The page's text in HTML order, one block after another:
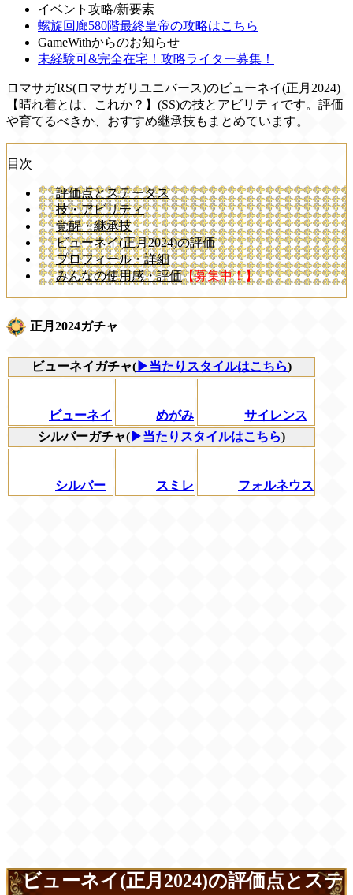
イベント攻略/新要素
螺旋回廊580階最終皇帝の攻略はこちら
GameWithからのお知らせ
未経験可&完全在宅！攻略ライター募集！
ロマサガRS(ロマサガリユニバース)のビューネイ(正月2024)
【晴れ着とは、これか？】(SS)の技とアビリティです。評価
や育てるべきか、おすすめ継承技もまとめています。
目次
評価点とステータス
技・アビリティ
覚醒・継承技
ビューネイ(正月2024)の評価
プロフィール・詳細
みんなの使用感・評価【募集中！】
正月2024ガチャ
ビューネイガチャ( ▶当たりスタイルはこちら)
ビューネイ めがみ
サイレンス
シルバーガチャ( ▶当たりスタイルはこちら)
シルバー スミレ フォルネウス
ビューネイ(正月2024)の評価点とステ